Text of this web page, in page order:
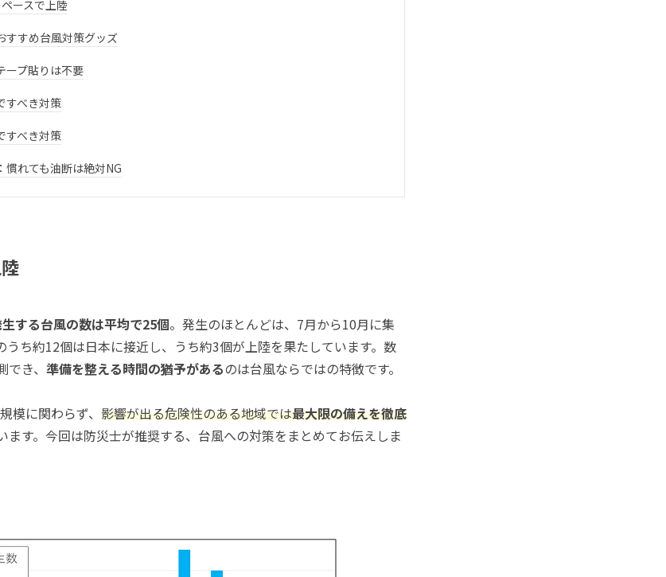
ースで上陸
すすめ台風対策グッズ
ープ貼りは不要
すべき対策
すべき対策
慣れても油断は絶対NG
する台風の数は平均で25個。発生のほとんどは、7月から10月に集
うち約12個は日本に接近し、うち約3個が上陸を果たしています。数
き、 準備を整える時間の猶予があるのは台風ならではの特徴です。
模に関わらず、 影響が出る危険性のある地域では最大限の備えを徹底
ます。今回は防災士が推奨する、台風への対策をまとめてお伝えしま